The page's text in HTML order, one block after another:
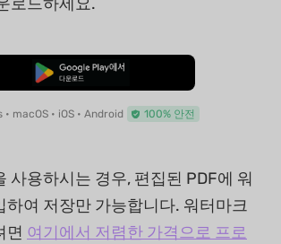
무료로 다운로드
• macOS • iOS • Android 100% 안전
사용하시는 경우, 편집된 PDF에 워
하여 저장만 가능합니다. 워터마크
면 여기에서 저렴한 가격으로 프로